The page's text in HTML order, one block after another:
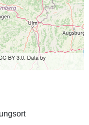
BY 3.0. Data by